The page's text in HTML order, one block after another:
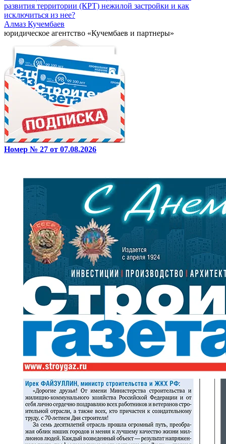
развития территории (КРТ) нежилой застройки и как
исключиться из нее?
Алмаз Кучембаев
юридическое агентство «Кучембаев и партнеры»
Номер № 27 от 07.08.2026